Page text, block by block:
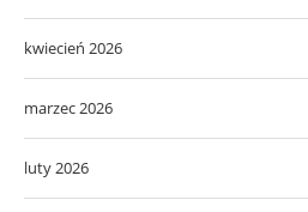
kwiecień 2026
marzec 2026
luty 2026